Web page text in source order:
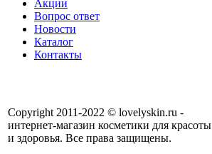
Акции
Вопрос ответ
Новости
Каталог
Контакты
Copyright 2011-2022 © lovelyskin.ru -
интернет-магазин косметики для красоты
и здоровья. Все права защищены.